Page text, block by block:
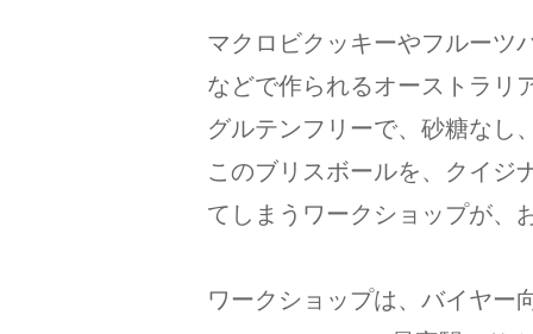
マクロビクッキーやフルーツ
などで作られるオーストラリ
グルテンフリーで、砂糖なし
このブリスボールを、クイジ
てしまうワークショップが、
ワークショップは、バイヤー